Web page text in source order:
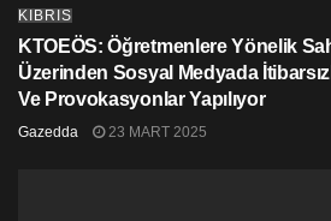
günüdür!”
KIBRIS
KTOEÖS: Öğretmenlere Yönelik
Üzerinden Sosyal Medyada
Ve Provokasyonlar Yapılıyor
Gazedda 23 MART 2025